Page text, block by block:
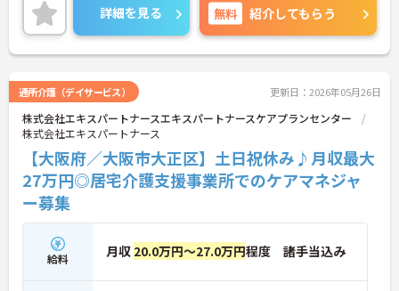
詳細を見る 無料 紹介してもらう
通所介護（デイサービス） 更新日：2026年05月26日
株式会社エキスパートナースエキスパートナースケアプランセンター
株式会社エキスパートナース
【大阪府／大阪市大正区】土日祝休み♪月収最大
27万円◎居宅介護支援事業所でのケアマネジャ
ー募集
給料 月収 20.0万円～27.0万円程度 諸手当込み